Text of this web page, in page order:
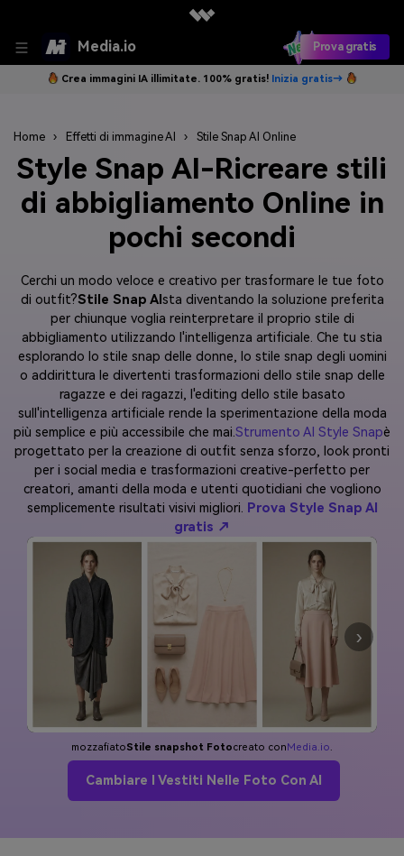
Media.io Prova gratis
Crea immagini IA illimitate. 100% gratis! Inizia gratis→
Home › Effetti di immagine AI › Stile Snap AI Online
Style Snap AI-Ricreare stili
di abbigliamento Online in
pochi secondi
Cerchi un modo veloce e creativo per trasformare le tue foto
di outfit?Stile Snap AI sta diventando la soluzione preferita
per chiunque voglia reinterpretare il proprio stile di
abbigliamento utilizzando l'intelligenza artificiale. Che tu stia
esplorando lo stile snap delle donne, lo stile snap degli uomini
o addirittura le divertenti trasformazioni dello stile snap delle
ragazze e dei ragazzi, l'editing dello stile basato
sull'intelligenza artificiale rende la sperimentazione della moda
più semplice e più accessibile che mai.Strumento AI Style Snapè
progettato per la creazione di outfit senza sforzo, look pronti
per i social media e trasformazioni creative-perfetto per
creatori, amanti della moda e utenti quotidiani che vogliono
semplicemente risultati visivi migliori. Prova Style Snap AI
gratis ↗
›
mozzafiatoStile snapshot Fotocreato con Media.io.
Cambiare I Vestiti Nelle Foto Con AI